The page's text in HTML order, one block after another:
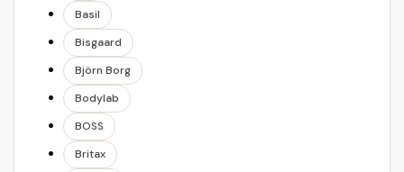
Basil
Bisgaard
Björn Borg
Bodylab
BOSS
Britax